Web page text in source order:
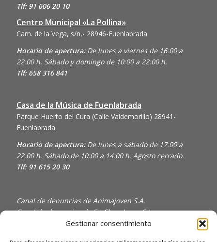
Gestionar consentimiento
Tlf: 91 606 20 10
Centro Municipal «La Pollina»
Cam. de la Vega, s/n,- 28946-Fuenlabrada
Horario de apertura: De lunes a viernes de 16:00 a
22:00 h. Sábado y domingo de 10:00 a 22:00 h.
Tlf: 658 316 841
Casa de la Música de Fuenlabrada
Parque Huerto del Cura (Calle Valdemorillo) 28941-
Fuenlabrada
Horario de apertura: De lunes a sábado de 17:00 a
22:00 h. Sábado de 10:00 a 14:00 h. Agosto cerrado.
Tlf: 91 615 20 30
Canal de denuncias de Animajoven S.A.
Canal de denuncias de En Clave Joven S.L.
Política de Privacidad y Uso de Cookies
Política de calidad